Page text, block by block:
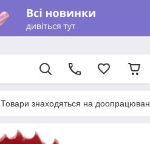
Товари знаходяться на